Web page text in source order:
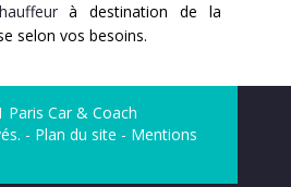
à destination de la
selon vos besoins.
Car & Coach
- Plan du site - Mentions